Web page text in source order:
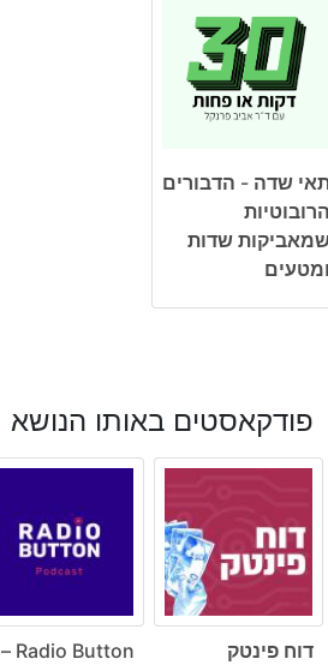
שדה - הדבורים
שדות
פודקאסטים באותו הנושא
דוח פינטק
Radio Button –